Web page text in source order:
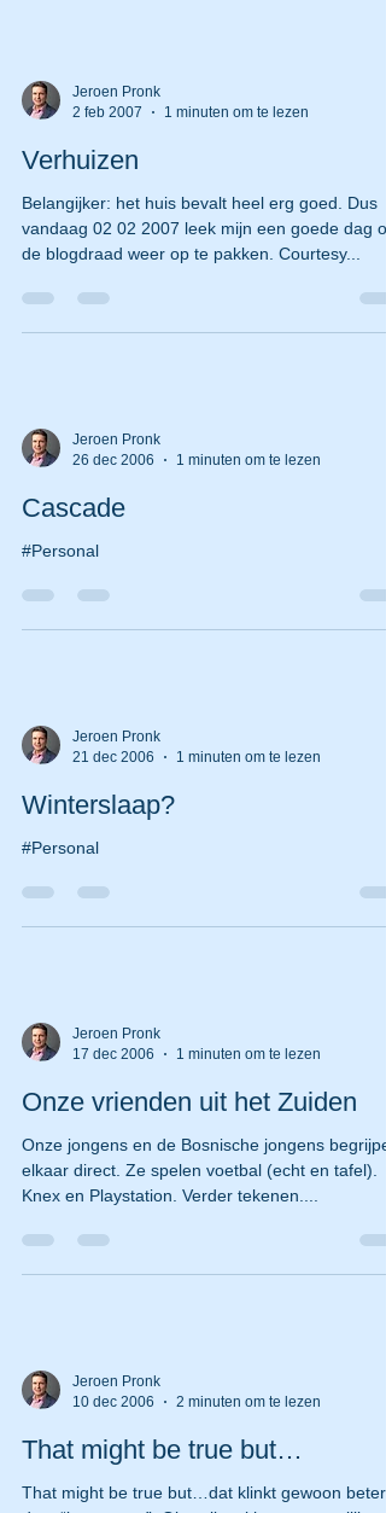
Jeroen Pronk
2 feb 2007
1 minuten om te lezen
Verhuizen
Belangijker: het huis bevalt heel erg goed. Dus
vandaag 02 02 2007 leek mijn een goede dag
de blogdraad weer op te pakken. Courtesy...
Jeroen Pronk
26 dec 2006
1 minuten om te lezen
Cascade
#Personal
Jeroen Pronk
21 dec 2006
1 minuten om te lezen
Winterslaap?
#Personal
Jeroen Pronk
17 dec 2006
1 minuten om te lezen
Onze vrienden uit het Zuiden
Onze jongens en de Bosnische jongens
elkaar direct. Ze spelen voetbal (echt en tafel).
Knex en Playstation. Verder tekenen....
Jeroen Pronk
10 dec 2006
2 minuten om te lezen
That might be true but…
That might be true but…dat klinkt gewoon beter